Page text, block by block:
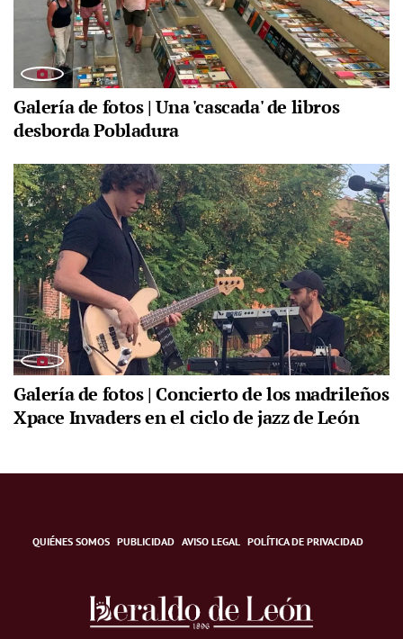
Galería de fotos | Una 'cascada' de libros
desborda Pobladura
Galería de fotos | Concierto de los madrileños
Xpace Invaders en el ciclo de jazz de León
QUIÉNES SOMOS PUBLICIDAD AVISO LEGAL POLÍTICA DE PRIVACIDAD